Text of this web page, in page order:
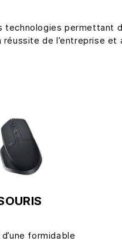
technologies permettant
de l’entreprise et
formidable